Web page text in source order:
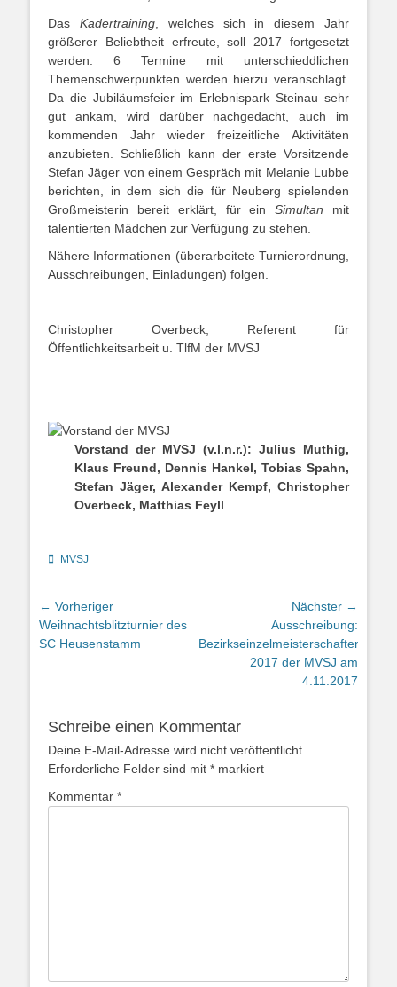
Das Kadertraining, welches sich in diesem Jahr
größerer Beliebtheit erfreute, soll 2017 fortgesetzt
werden. 6 Termine mit unterschieddlichen
Themenschwerpunkten werden hierzu veranschlagt.
Da die Jubiläumsfeier im Erlebnispark Steinau sehr
gut ankam, wird darüber nachgedacht, auch im
kommenden Jahr wieder freizeitliche Aktivitäten
anzubieten. Schließlich kann der erste Vorsitzende
Stefan Jäger von einem Gespräch mit Melanie Lubbe
berichten, in dem sich die für Neuberg spielenden
Großmeisterin bereit erklärt, für einSimultan mit
talentierten Mädchen zur Verfügung zu stehen.
Nähere Informationen (überarbeitete Turnierordnung,
Ausschreibungen, Einladungen) folgen.
Christopher Overbeck, Referent für
Öffentlichkeitsarbeit u. TlfM der MVSJ
Vorstand der MVSJ (v.l.n.r.): Julius Muthig,
Klaus Freund, Dennis Hankel, Tobias Spahn,
Stefan Jäger, Alexander Kempf, Christopher
Overbeck, Matthias Feyll
Kategorien
MVSJ
Beitragsnavigation
← Vorheriger
Vorheriger
Beitrag:
Weihnachtsblitzturnier des
SC Heusenstamm
Nächster →
Beitrag:
Ausschreibung:
Bezirkseinzelmeisterschaften
2017 der MVSJ am
4.11.2017
Schreibe einen Kommentar
Deine E-Mail-Adresse wird nicht veröffentlicht.
Erforderliche Felder sind mit * markiert
Kommentar *